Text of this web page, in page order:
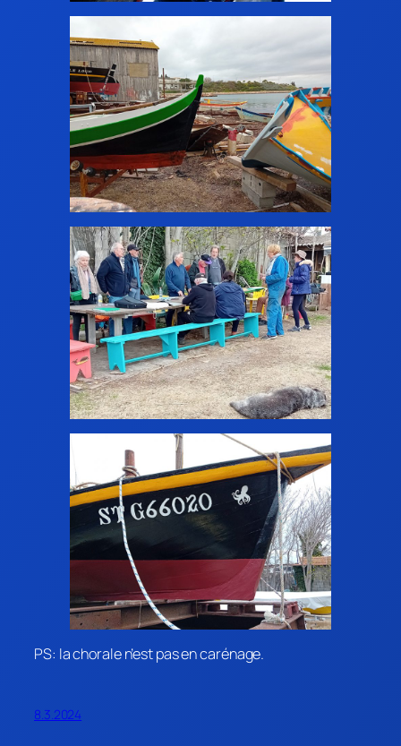
PS: la chorale n’est pas en carénage.
8.3.2024